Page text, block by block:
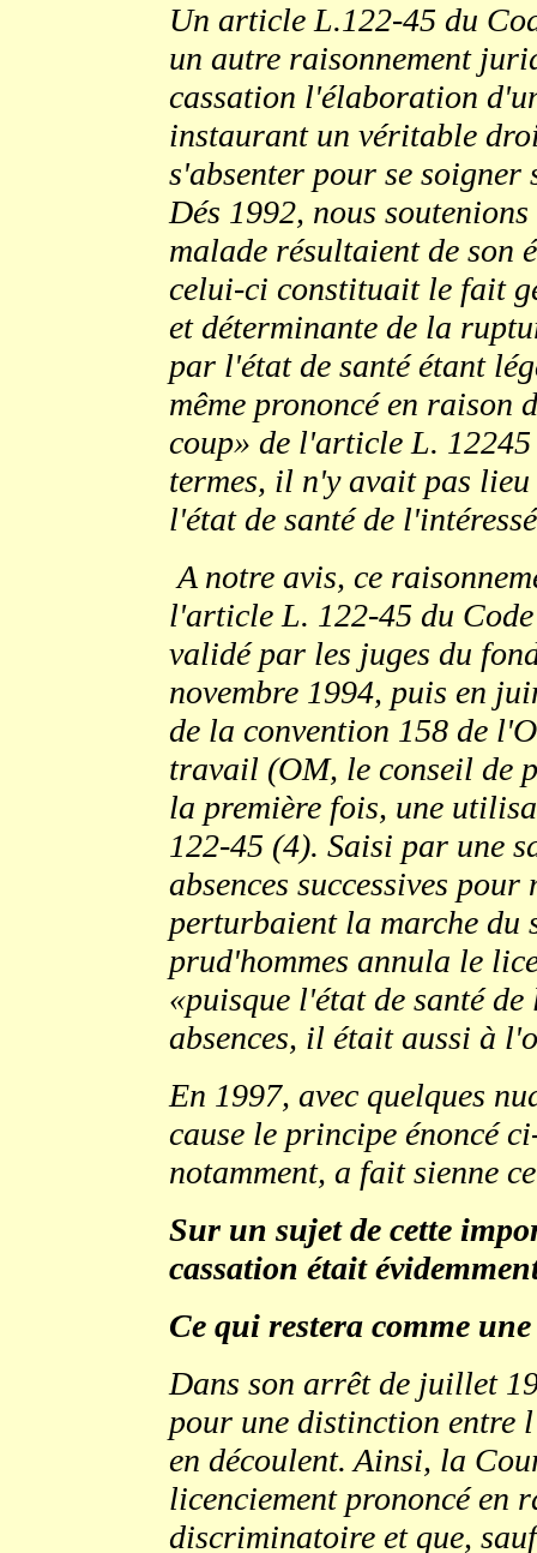
Un article L.122-45 du
un autre raisonnement
cassation l'élaboration
instaurant un véritable
s'absenter pour se
Dés 1992, nous
malade résultaient de son
celui-ci constituait le fait
et déterminante de la
par l'état de santé étant
même prononcé en raison
coup» de l'article L.
termes, il n'y avait pas lieu
l'état de santé de
A notre avis, ce
l'article L. 122-45 du
validé par les juges du
novembre 1994, puis en
de la convention 158 de
travail (OM, le conseil de
la première fois, une
122-45 (4). Saisi par une
absences successives
perturbaient la marche du
prud'hommes annula le
«puisque l'état de santé
absences, il était aussi à
En 1997, avec quelques
cause le principe énoncé
notamment, a fait sienne
Sur un sujet de cette
cassation était
Ce qui restera comme
Dans son arrêt de juillet
pour une distinction entre
en découlent. Ainsi, la
licenciement prononcé en
discriminatoire et que,